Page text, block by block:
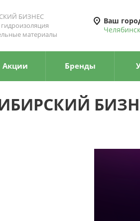
БИЗНЕС
материалы
Ваш
Челябинск
Акции Бренды